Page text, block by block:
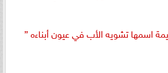
اسمها تشويه الأب في عيون أبناءه ”